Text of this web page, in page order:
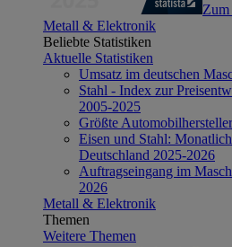
Zum
Metall & Elektronik
Beliebte Statistiken
Aktuelle Statistiken
Umsatz im deutschen
Stahl - Index zur
2005-2025
Größte
Eisen und Stahl:
Deutschland 2025-2026
Auftragseingang im
2026
Metall & Elektronik
Themen
Weitere Themen